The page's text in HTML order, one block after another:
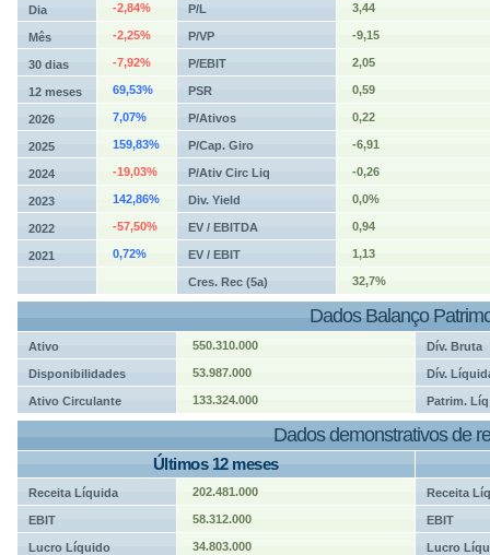
Dia -2,84% P/L 3,44
Mês -2,25% P/VP -9,15
30 dias -7,92% P/EBIT 2,05
12 meses 69,53% PSR 0,59
2026 7,07% P/Ativos 0,22
2025 159,83% P/Cap. Giro -6,91
2024 -19,03% P/Ativ Circ Liq -0,26
2023 142,86% Div. Yield 0,0%
2022 -57,50% EV / EBITDA 0,94
2021 0,72% EV / EBIT 1,13
Cres. Rec (5a) 32,7%
Dados Balanço
Ativo 550.310.000 Dív. Bruta
Disponibilidades 53.987.000 Dív.
Ativo Circulante 133.324.000 Patrim. Líq
Dados demonstrativos de
Últimos 12 meses
Receita Líquida 202.481.000 Receita
EBIT 58.312.000 EBIT
Lucro Líquido 34.803.000 Lucro